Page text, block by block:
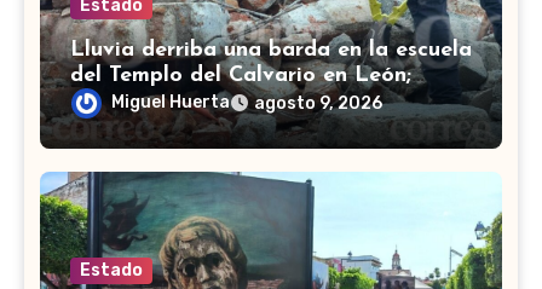
Estado
Lluvia derriba una barda en la escuela
del Templo del Calvario en León;
colapso daña vehículos
Miguel Huerta agosto 9, 2026
Estado